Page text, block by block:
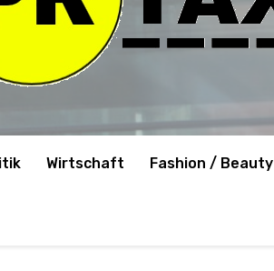
Wirtschaft Fashion / Beauty